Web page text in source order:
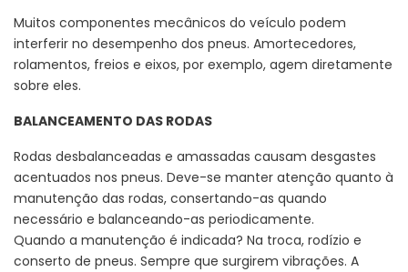
Muitos componentes mecânicos do veículo podem
interferir no desempenho dos pneus. Amortecedores,
rolamentos, freios e eixos, por exemplo, agem diretamente
sobre eles.
BALANCEAMENTO DAS RODAS
Rodas desbalanceadas e amassadas causam desgastes
acentuados nos pneus. Deve-se manter atenção quanto à
manutenção das rodas, consertando-as quando
necessário e balanceando-as periodicamente.
Quando a manutenção é indicada? Na troca, rodízio e
conserto de pneus. Sempre que surgirem vibrações. A